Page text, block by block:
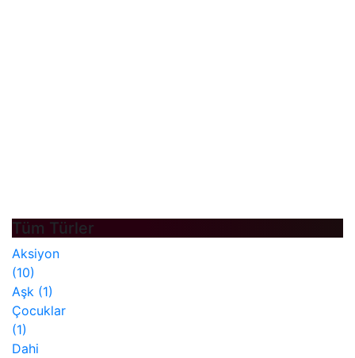
Tüm Türler
Aksiyon
(10)
Aşk (1)
Çocuklar
(1)
Dahi